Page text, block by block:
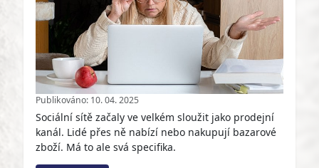
Publikováno: 10. 04. 2025
Sociální sítě začaly ve velkém sloužit jako prodejní
kanál. Lidé přes ně nabízí nebo nakupují bazarové
zboží. Má to ale svá specifika.